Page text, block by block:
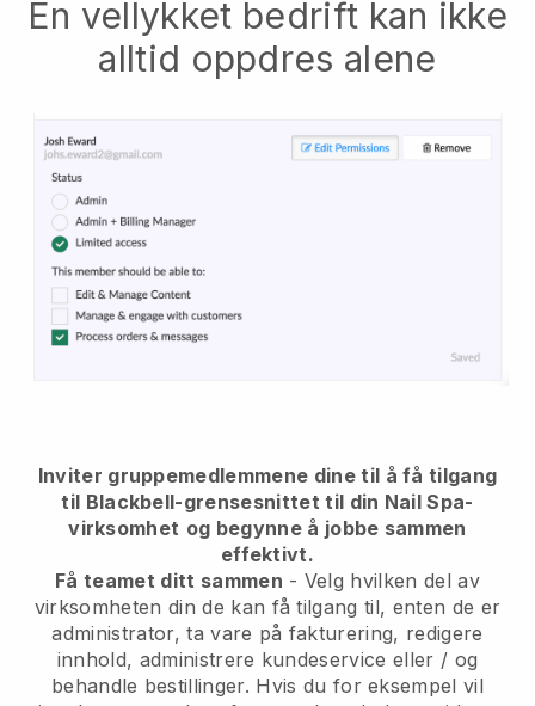
En vellykket bedrift kan ikke
alltid oppdres alene
Inviter gruppemedlemmene dine til å få tilgang
til Blackbell-grensesnittet til din Nail Spa-
virksomhet og begynne å jobbe sammen
effektivt.
Få teamet ditt sammen - Velg hvilken del av
virksomheten din de kan få tilgang til, enten de er
administrator, ta vare på fakturering, redigere
innhold, administrere kundeservice eller / og
behandle bestillinger. Hvis du for eksempel vil